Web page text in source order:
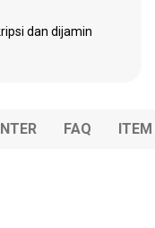
dan dijamin
FAQ